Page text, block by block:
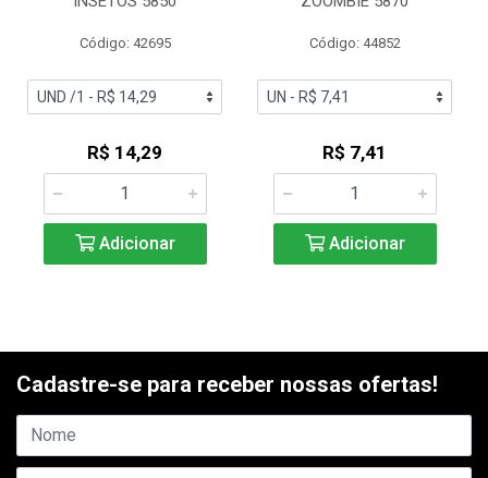
Código: 42695
R$ 14,29
Adicionar
Código: 44852
R$ 7,41
Adicionar
Cadastre-se para receber nossas ofertas!